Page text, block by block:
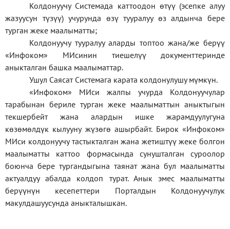
Колдонуучу Системада каттоодон өтүү (эсепке алуу
жазуусун түзүү) учурунда өзү тууралуу өз алдынча бере
турган жеке маалыматты;
Колдонуучу тууралуу аларды топтоо жана/же берүү
«Инфоком» МИсинин тиешелүү документтеринде
аныкталган башка маалыматтар.
Ушул Саясат Системага карата колдонулушу мүмкүн.
«Инфоком» МИси жалпы учурда Колдонуучулар
тарабынан бериле турган жеке маалыматтын аныктыгын
текшербейт жана алардын ишке жарамдуулугуна
көзөмөлдүк кылууну жүзөгө ашырбайт. Бирок «Инфоком»
МИси колдонуучу тастыкталган жана жетиштүү жеке болгон
маалыматты каттоо формасында сунушталган суроолор
боюнча бере тургандыгына таянат жана бул маалыматты
актуалдуу абалда колдоп турат. Анык эмес маалыматты
берүүнүн кесепеттери Порталдын Колдонуучулук
макулдашуусунда аныкталышкан.